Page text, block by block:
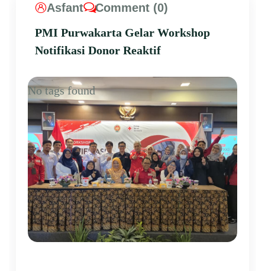
Asfant
Comment (0)
PMI Purwakarta Gelar Workshop
Notifikasi Donor Reaktif
No tags found